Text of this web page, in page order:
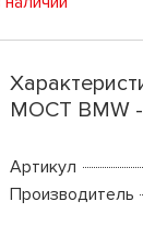
МОСТ BMW -
Артикул
Производитель